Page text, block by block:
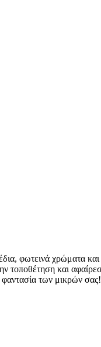
φωτεινά χρώματα
τοποθέτηση και
των μικρών